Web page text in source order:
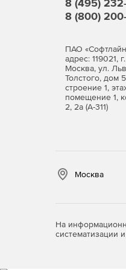
10.4
8 (495)
8 (800)
ПАО
адрес: 119021, г.
Москва, ул.
Толстого, дом
строение 1,
помещение 1,
2, 2а (А-311)
Москва
На
систематизации